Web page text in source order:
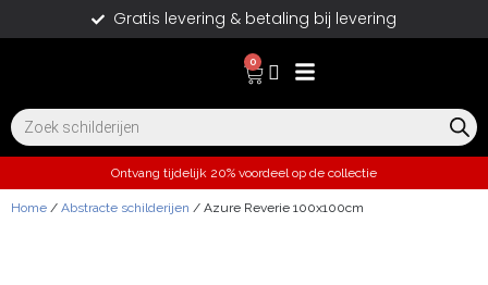
Gratis levering & betaling bij levering
0
Ontvang tijdelijk 20% voordeel op de collectie
Home / Abstracte schilderijen / Azure Reverie 100x100cm